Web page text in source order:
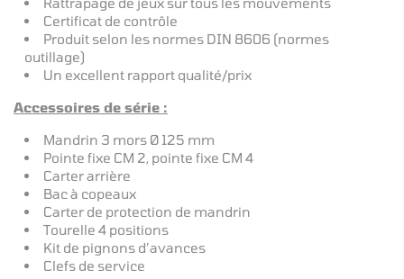
Certificat de contrôle
Produit selon les normes DIN 8606 (normes
outillage)
Un excellent rapport qualité/prix
Accessoires de série :
Mandrin 3 mors Ø 125 mm
Pointe fixe CM 2, pointe fixe CM 4
Carter arrière
Bac à copeaux
Carter de protection de mandrin
Tourelle 4 positions
Kit de pignons d’avances
Clefs de service